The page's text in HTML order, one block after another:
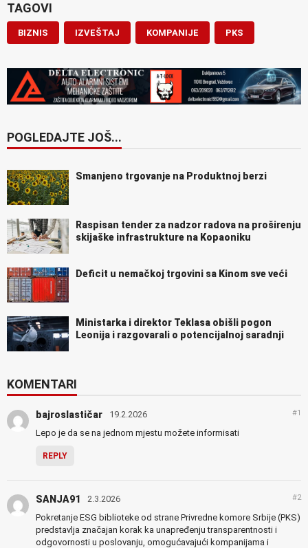
TAGOVI
BIZNIS IZVEŠTAJ KOMPANIJE PKS
POGLEDAJTE JOŠ...
Smanjeno trgovanje na Produktnoj berzi
Raspisan tender za nadzor radova na proširenju
skijaške infrastrukture na Kopaoniku
Deficit u nemačkoj trgovini sa Kinom sve veći
Ministarka i direktor Teklasa obišli pogon
Leonija i razgovarali o potencijalnoj saradnji
KOMENTARI
bajroslastičar 19.2.2026 #1
Lepo je da se na jednom mjestu možete informisati
REPLY
SANJA91 2.3.2026 #2
Pokretanje ESG biblioteke od strane Privredne komore Srbije (PKS)
predstavlja značajan korak ka unapređenju transparentnosti i
odgovornosti u poslovanju, omogućavajući kompanijama i